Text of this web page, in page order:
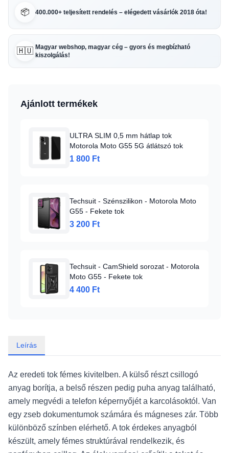
📦 400.000+ teljesített rendelés – elégedett vásárlók 2018 óta!
🇭🇺 Magyar webshop, magyar cég – gyors és megbízható
kiszolgálás!
Ajánlott termékek
ULTRA SLIM 0,5 mm hátlap tok
Motorola Moto G55 5G átlátszó tok
1 800 Ft
Techsuit - Szénszilikon - Motorola Moto
G55 - Fekete tok
3 200 Ft
Techsuit - CamShield sorozat - Motorola
Moto G55 - Fekete tok
4 400 Ft
Leírás
Az eredeti tok fémes kivitelben. A külső részt csillogó
anyag borítja, a belső részen pedig puha anyag található,
amely megvédi a telefon képernyőjét a karcolásoktól. Van
egy zseb dokumentumok számára és mágneses zár. Több
különböző színben elérhető. A tok érdekes anyagból
készült, amely fémes struktúrával rendelkezik, és